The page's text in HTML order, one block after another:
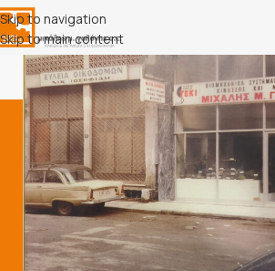
Skip to navigation
Skip to main content